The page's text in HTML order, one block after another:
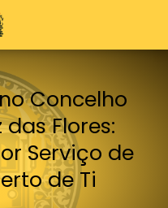
Concelho
Flores:
Serviço de
de Ti